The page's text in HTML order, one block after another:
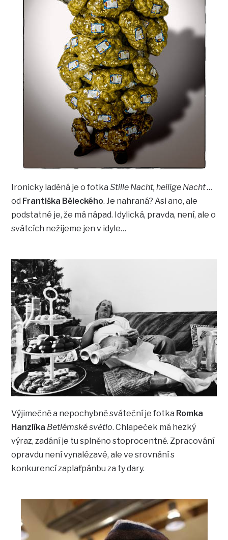
Ironicky laděná je o fotkaStille Nacht, heilige Nacht …
od Františka Běleckého. Je nahraná? Asi ano, ale
podstatné je, že má nápad. Idylická, pravda, není, ale o
svátcích nežijeme jen v idyle…
Výjimečně a nepochybně sváteční je fotka Romka
Hanzlíka Betlémské světlo. Chlapeček má hezký
výraz, zadání je tu splněno stoprocentně. Zpracování
opravdu není vynalézavé, ale ve srovnání s
konkurencí zaplaťpánbu za ty dary.